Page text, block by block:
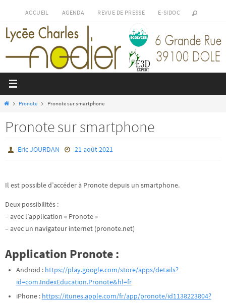
contenu
ACCUEIL AGENDA REVUE DE PRESSE E-SIDOC
HomePronote Pronote sur smartphone
Pronote sur smartphone
Eric JOURDAN 21 août 2021
Il est possible d’accéder à Pronote depuis un smartphone.
Deux possibilités :
– avec l’application « Pronote »
– avec un navigateur internet (pronote.net)
Application Pronote :
Android : https://play.google.com/store/apps/details?
id=com.IndexEducation.Pronote&hl=fr
iPhone : https://itunes.apple.com/fr/app/pronote/id1138223804?